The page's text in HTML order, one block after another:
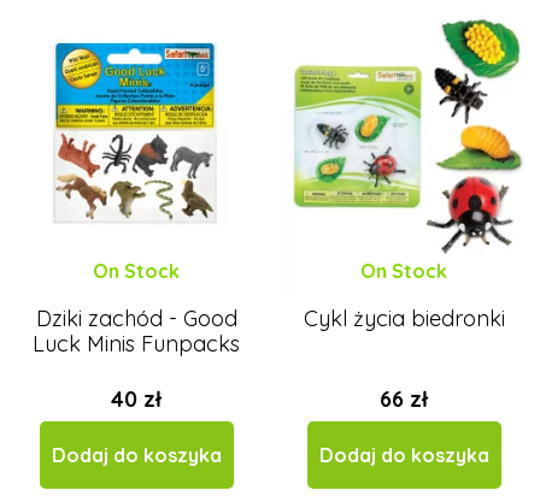
On Stock
Dziki zachód - Good
Luck Minis Funpacks
40 zł
Dodaj do koszyka
On Stock
Cykl życia biedronki
66 zł
Dodaj do koszyka